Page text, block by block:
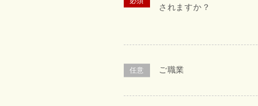
されますか？
ご職業